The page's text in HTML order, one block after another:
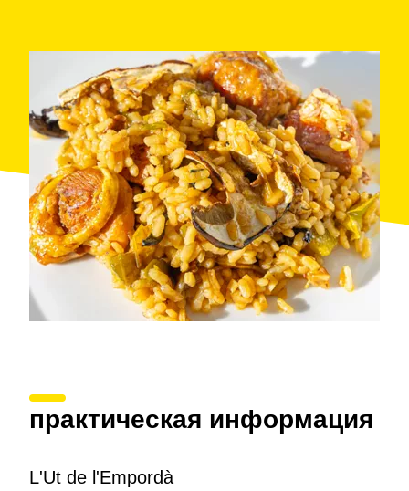
практическая информация
L'Ut de l'Empordà